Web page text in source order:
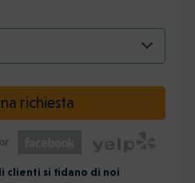
richiesta
clienti si fidano di noi